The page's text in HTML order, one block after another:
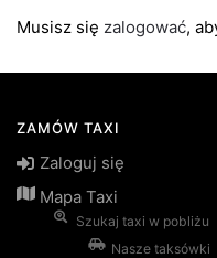
Musisz się zalogować,
ZAMÓW TAXI
Zaloguj się
Mapa Taxi
Szukaj taxi w pobliżu
Nasze taksówki